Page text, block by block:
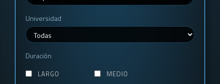
Universidad
Duración
LARGO
MEDIO